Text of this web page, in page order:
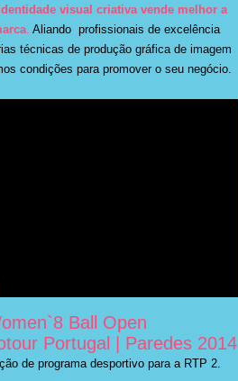
Ball Open
Portugal | Paredes 2014
de programa desportivo para a RTP 2.
visual criativa vende melhor a
. Aliando profissionais de excelência
técnicas de produção gráfica de imagem
condições para promover o seu negócio.